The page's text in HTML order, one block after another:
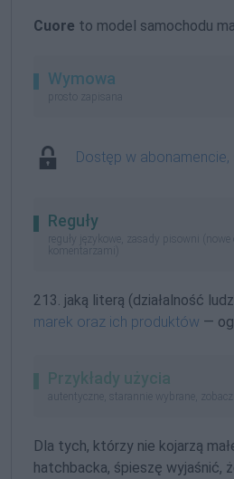
Cuore to model samochodu
Wymowa
prosto zapisana
Dostęp w abonamencie,
Reguły
reguły językowe, zasady pisowni (nowe
komentarzami)
213. jaką literą (działalność
marek oraz ich produktów —
Przykłady użycia
autentyczne, starannie wybrane, zobacz
Dla tych, którzy nie kojarzą
hatchbacka, śpieszę wyjaśnić,